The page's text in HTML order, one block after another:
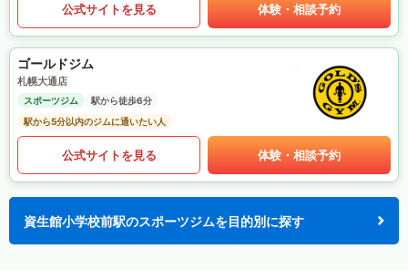
公式サイトを見る 体験・相談予約
ゴールドジム
札幌大通店
スポーツジム
駅から徒歩6分
駅から5分以内のジムに通いたい人
公式サイトを見る 体験・相談予約
資生館小学校前駅のスポーツジムを目的別に探す